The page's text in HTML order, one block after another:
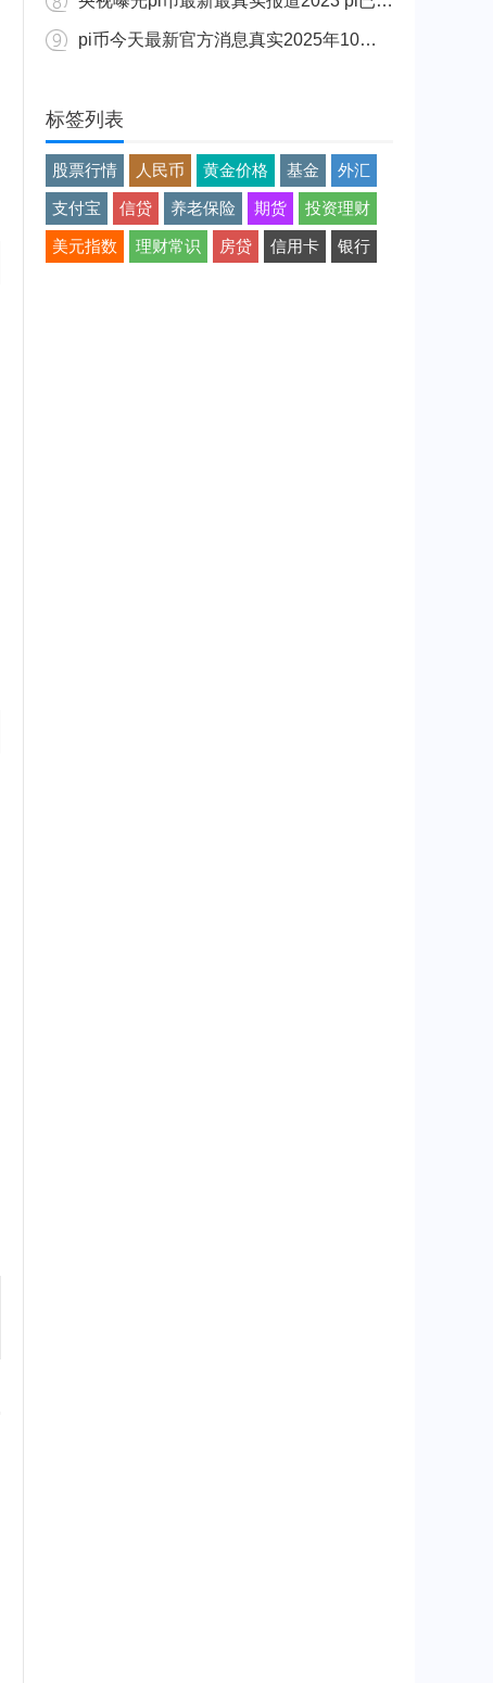
pi币今天最新官方消息真实2025年10月 派币今天最新消息介绍
标签列表
股票行情 人民币 黄金价格 基金 外汇
支付宝 信贷 养老保险 期货 投资理财
美元指数 理财常识 房贷 信用卡 银行